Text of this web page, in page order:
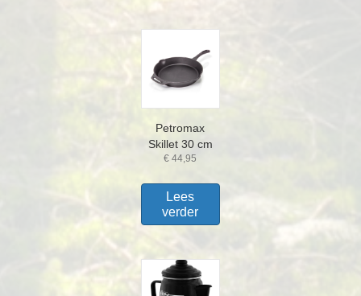
Petromax
Skillet 30 cm
€ 44,95
Lees
verder